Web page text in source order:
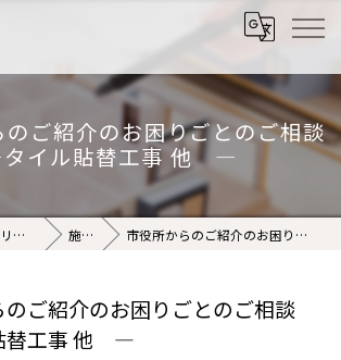
ご紹介のお困りごとのご相談
イル貼替工事 他 ―
東京都八王子のリフォームなら株式会社H&C 施工事例 市役所からのご紹介のお困りごとのご相談 ―タイル貼替工事 他 ―
ご紹介のお困りごとのご相談
替工事 他 ―